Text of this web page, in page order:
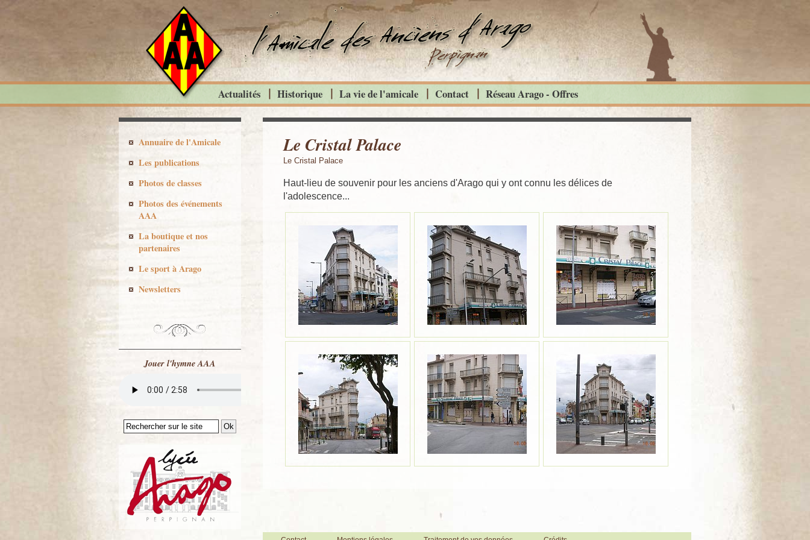
Le Cristal Palace
Le Cristal Palace
Haut-lieu de souvenir pour les anciens d'Arago qui y ont connu les délices de
l'adolescence...
Actualités Historique La vie de l'amicale Contact Réseau Arago - Offres
Annuaire de l'Amicale
Les publications
Photos de classes
Photos des événements
AAA
La boutique et nos
partenaires
Le sport à Arago
Newsletters
Jouer l'hymne AAA